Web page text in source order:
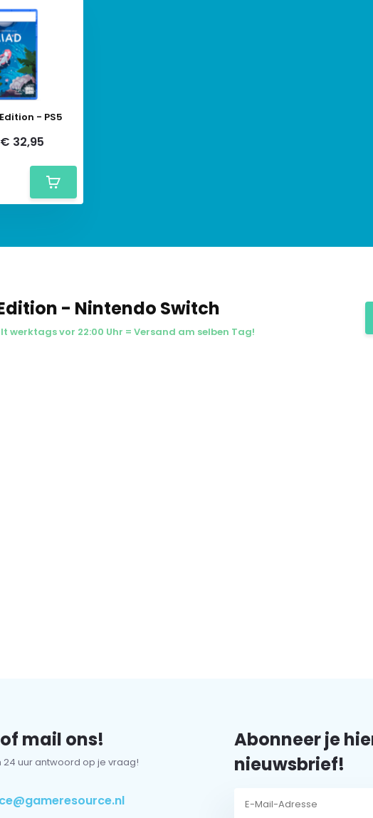
- PS5
€ 32,95
- Nintendo Switch
werktags vor 22:00 Uhr = Versand am selben Tag!
mail ons!
24 uur antwoord op je vraag!
Abonneer je
nieuwsbrief!